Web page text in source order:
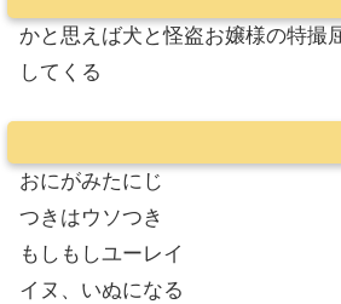
かと思えば犬と怪盗お嬢様の特撮
してくる
おにがみたにじ
つきはウソつき
もしもしユーレイ
イヌ、いぬになる